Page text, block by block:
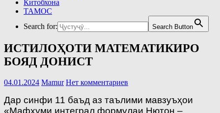
Китобхона
ТАМОС
Search for:
Search Button
ИСТИЛОҲОТИ МАТЕМАТИКИРО
БОЯД ДОНИСТ
04.01.2024 Mamur Нет комментариев
Дар синфи 11 баъд аз таълими мавзуъҳои
«Мафҳуми интеграл формулаи Нютон –